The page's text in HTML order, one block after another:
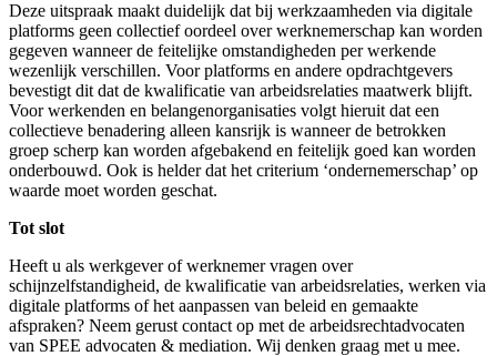
Deze uitspraak maakt duidelijk dat bij werkzaamheden via digitale
platforms geen collectief oordeel over werknemerschap kan worden
gegeven wanneer de feitelijke omstandigheden per werkende
wezenlijk verschillen. Voor platforms en andere opdrachtgevers
bevestigt dit dat de kwalificatie van arbeidsrelaties maatwerk blijft.
Voor werkenden en belangenorganisaties volgt hieruit dat een
collectieve benadering alleen kansrijk is wanneer de betrokken
groep scherp kan worden afgebakend en feitelijk goed kan worden
onderbouwd. Ook is helder dat het criterium ‘ondernemerschap’ op
waarde moet worden geschat.
Tot slot
Heeft u als werkgever of werknemer vragen over
schijnzelfstandigheid, de kwalificatie van arbeidsrelaties, werken via
digitale platforms of het aanpassen van beleid en gemaakte
afspraken? Neem gerust contact op met de arbeidsrechtadvocaten
van SPEE advocaten & mediation. Wij denken graag met u mee.